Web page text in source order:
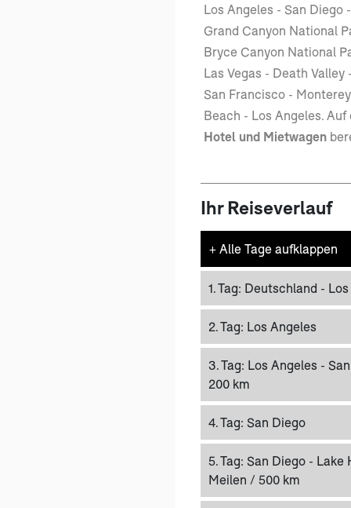
Los Angeles - San Diego
Grand Canyon National
Bryce Canyon National
Las Vegas - Death
San Francisco -
Beach - Los Angeles.
Hotel und Mietwagen
Ihr Reiseverlauf
+ Alle Tage aufklappen
1. Tag: Deutschland -
2. Tag: Los Angeles
3. Tag: Los Angeles -
200 km
4. Tag: San Diego
5. Tag: San Diego - Lake
Meilen / 500 km